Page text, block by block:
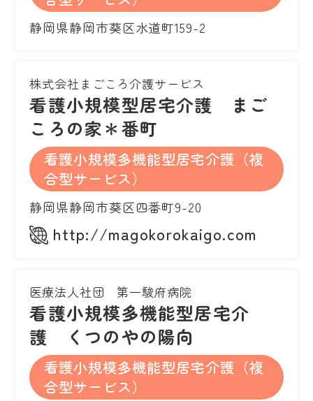
静岡県静岡市葵区水道町159-2
株式会社まごころ介護サービス
看護小規模型居宅介護 まご
ころの家＊番町
看護小規模多機能型居宅介護（複
合型サービス）
静岡県静岡市葵区四番町9-20
http://magokorokaigo.com
医療法人社団 第一駿府病院
看護小規模多機能型居宅介
護 くつのやの陽向
看護小規模多機能型居宅介護（複
合型サービス）